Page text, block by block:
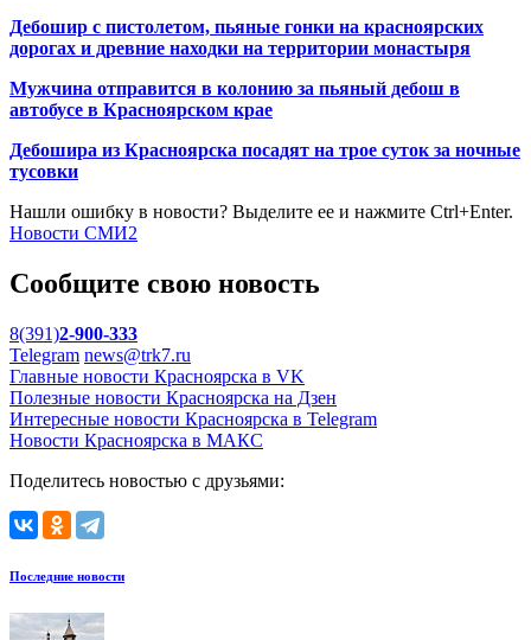
Дебошир с пистолетом, пьяные гонки на красноярских
дорогах и древние находки на территории монастыря
Мужчина отправится в колонию за пьяный дебош в
автобусе в Красноярском крае
Дебошира из Красноярска посадят на трое суток за ночные
тусовки
Нашли ошибку в новости? Выделите ее и нажмите Ctrl+Enter.
Новости СМИ2
Сообщите свою новость
8(391)2-900-333
Telegram news@trk7.ru
Главные новости Красноярска в VK
Полезные новости Красноярска на Дзен
Интересные новости Красноярска в Telegram
Новости Красноярска в МАКС
Поделитесь новостью с друзьями:
Последние новости